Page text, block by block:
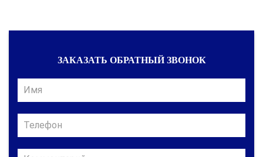
ЗАКАЗАТЬ ОБРАТНЫЙ ЗВОНОК